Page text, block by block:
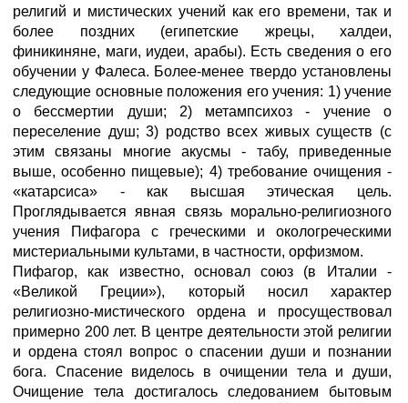
религий и мистических учений как его времени, так и
более поздних (египетские жрецы, халдеи,
финикиняне, маги, иудеи, арабы). Есть сведения о его
обучении у Фалеса. Более-менее твердо установлены
следующие основные положения его учения: 1) учение
о бессмертии души; 2) метампсихоз - учение о
переселение душ; 3) родство всех живых существ (с
этим связаны многие акусмы - табу, приведенные
выше, особенно пищевые); 4) требование очищения -
«катарсиса» - как высшая этическая цель.
Проглядывается явная связь морально-религиозного
учения Пифагора с греческими и окологреческими
мистериальными культами, в частности, орфизмом.
Пифагор, как известно, основал союз (в Италии -
«Великой Греции»), который носил характер
религиозно-мистического ордена и просуществовал
примерно 200 лет. В центре деятельности этой религии
и ордена стоял вопрос о спасении души и познании
бога. Спасение виделось в очищении тела и души,
Очищение тела достигалось следованием бытовым